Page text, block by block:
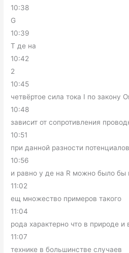
10:38
G
10:39
T де на
10:42
2
10:45
четвёртое сила тока I по закону
10:48
зависит от сопротивления
10:51
при данной разности
10:56
и равно у де на R можно было бы
11:02
ещ множество примеров такого
11:04
рода характерно что в природе и
11:07
технике в большинстве случаев